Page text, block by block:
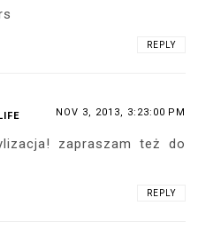
REPLY
NOV 3, 2013, 3:23:00 PM
zapraszam też do
REPLY